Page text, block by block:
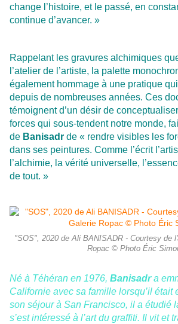
change l’histoire, et le passé, en
continue d’avancer. »
Rappelant les gravures alchimiques
l’atelier de l’artiste, la palette
également hommage à une pratique
depuis de nombreuses années. Ces
témoignent d’un désir de
forces qui sous-tendent notre monde,
de Banisadr de « rendre visibles les
dans ses peintures. Comme l’écrit
l’alchimie, la vérité universelle,
de tout. »
"SOS", 2020 de Ali BANISADR - Courtesy de
Ropac © Photo Éric
Né à Téhéran en 1976, Banisadra
Californie avec sa famille lorsqu’il était
son séjour à San Francisco, il a étudié
s’est intéressé à l’art du graffiti. Il vit et